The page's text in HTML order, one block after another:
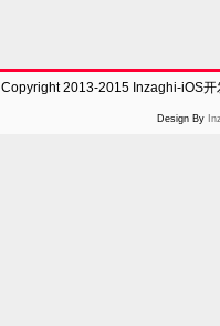
Copyright 2013-2015 Inzaghi-iOS
Design By